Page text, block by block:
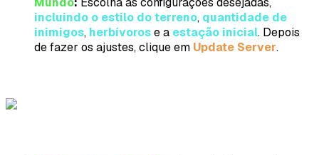
incluindo o estilo do terreno, quantidade de
inimigos, herbívorose a estação inicial. Depois
de fazer os ajustes, clique em Update Server.